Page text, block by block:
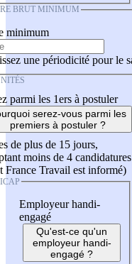
BRUT MINIMUM
minimum
une périodicité pour le
parmi les 1ers à postuler
serez-vous parmi les
premiers à postuler ?
de plus de 15 jours,
moins de 4 candidatures
France Travail est informé)
Employeur handi-
engagé
Qu'est-ce qu'un
employeur handi-
engagé ?